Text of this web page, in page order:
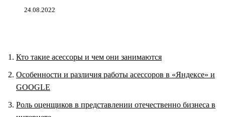
24.08.2022
Кто такие асессоры и чем они занимаются
Особенности и различия работы асессоров в «Яндексе» и
GOOGLE
Роль оценщиков в представлении отечественно бизнеса в